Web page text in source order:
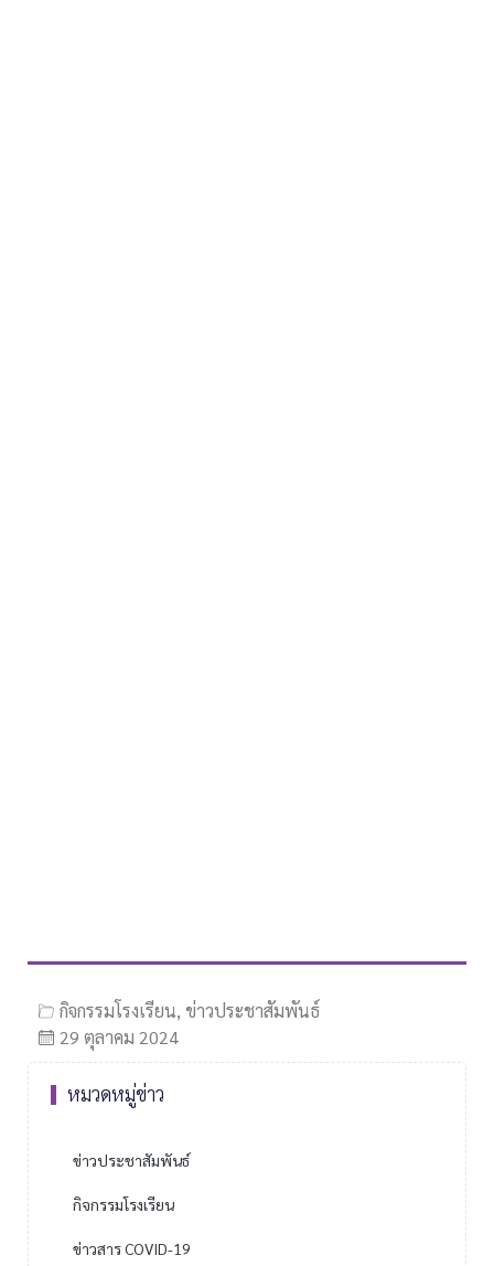
กิจกรรมโรงเรียน, ข่าวประชาสัมพันธ์
29 ตุลาคม 2024
หมวดหมู่ข่าว
ข่าวประชาสัมพันธ์
กิจกรรมโรงเรียน
ข่าวสาร COVID-19